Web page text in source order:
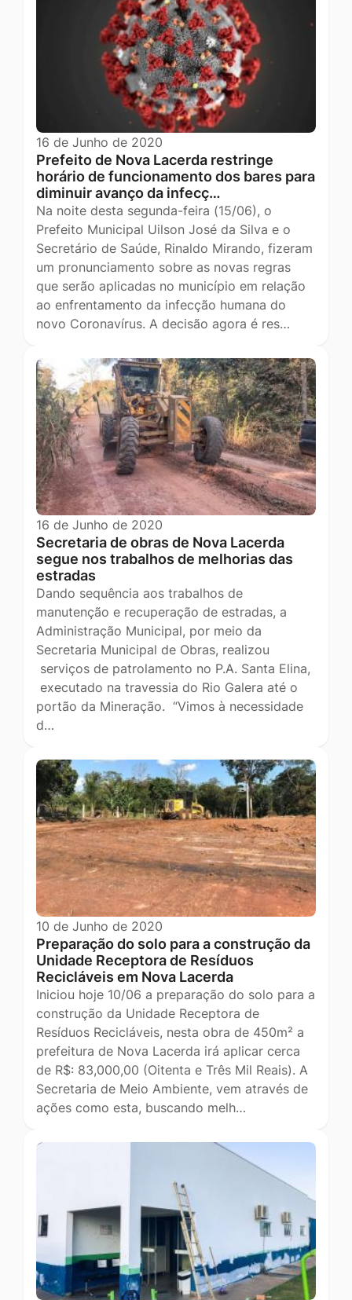
16 de Junho de 2020
Prefeito de Nova Lacerda restringe
horário de funcionamento dos bares para
diminuir avanço da infecç…
Na noite desta segunda-feira (15/06), o
Prefeito Municipal Uilson José da Silva e o
Secretário de Saúde, Rinaldo Mirando, fizeram
um pronunciamento sobre as novas regras
que serão aplicadas no município em relação
ao enfrentamento da infecção humana do
novo Coronavírus. A decisão agora é res…
16 de Junho de 2020
Secretaria de obras de Nova Lacerda
segue nos trabalhos de melhorias das
estradas
Dando sequência aos trabalhos de
manutenção e recuperação de estradas, a
Administração Municipal, por meio da
Secretaria Municipal de Obras, realizou
serviços de patrolamento no P.A. Santa Elina,
executado na travessia do Rio Galera até o
portão da Mineração. “Vimos à necessidade
d…
10 de Junho de 2020
Preparação do solo para a construção da
Unidade Receptora de Resíduos
Recicláveis em Nova Lacerda
Iniciou hoje 10/06 a preparação do solo para a
construção da Unidade Receptora de
Resíduos Recicláveis, nesta obra de 450m² a
prefeitura de Nova Lacerda irá aplicar cerca
de R$: 83,000,00 (Oitenta e Três Mil Reais). A
Secretaria de Meio Ambiente, vem através de
ações como esta, buscando melh…